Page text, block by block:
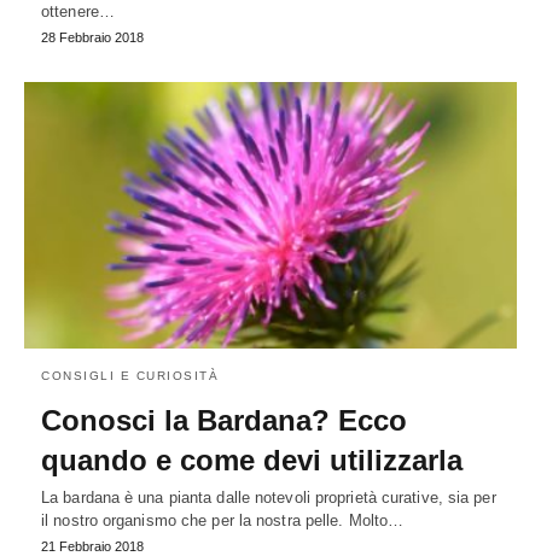
ottenere…
28 Febbraio 2018
CONSIGLI E CURIOSITÀ
Conosci la Bardana? Ecco
quando e come devi utilizzarla
La bardana è una pianta dalle notevoli proprietà curative, sia per
il nostro organismo che per la nostra pelle. Molto…
21 Febbraio 2018